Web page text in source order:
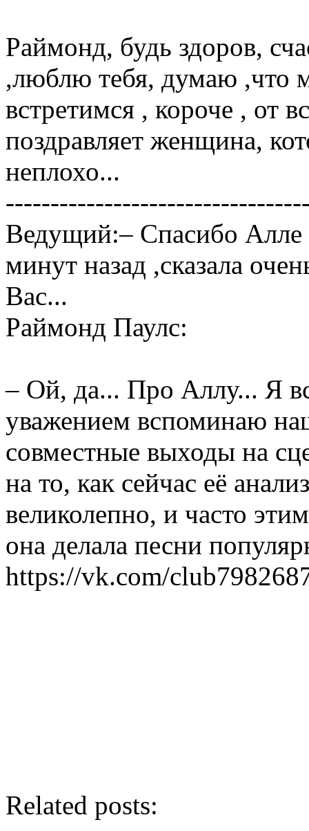
Раймонд, будь здоров,
,люблю тебя, думаю ,что
встретимся , короче , от
поздравляет женщина,
неплохо...
Ведущий:– Спасибо Алле
минут назад ,сказала
Вас...
Раймонд Паулс:
– Ой, да... Про Аллу... Я
уважением вспоминаю
совместные выходы на
на то, как сейчас её
великолепно, и часто этим
она делала песни
https://vk.com/
Related posts: